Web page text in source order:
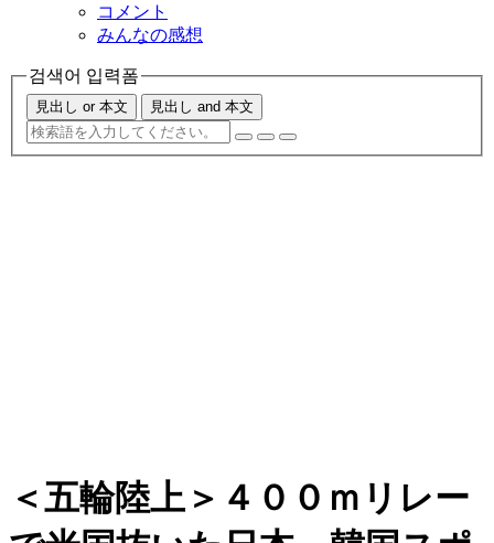
コメント
みんなの感想
검색어 입력폼
見出し or 本文 見出し and 本文
＜五輪陸上＞４００ｍリレー